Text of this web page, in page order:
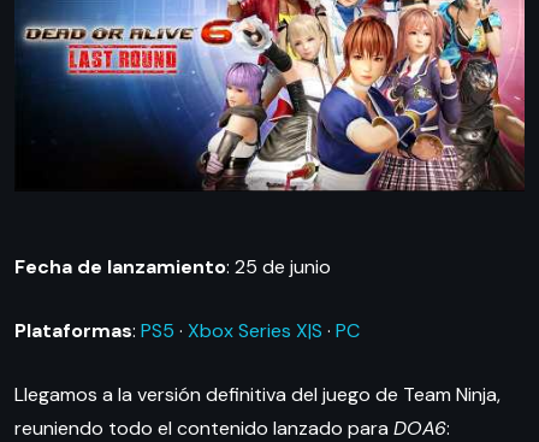
Fecha de lanzamiento: 25 de junio
Plataformas: PS5 · Xbox Series X|S · PC
Llegamos a la versión definitiva del juego de Team Ninja,
reuniendo todo el contenido lanzado para DOA6: